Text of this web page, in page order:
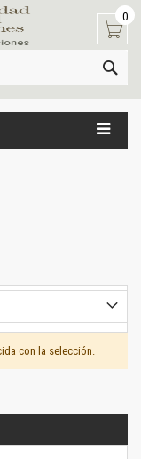
0
con la selección.